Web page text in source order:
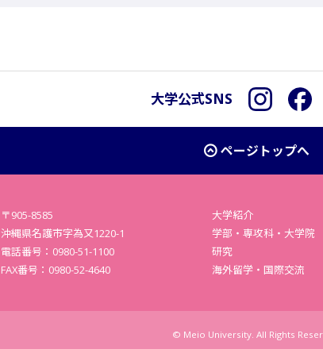
大学公式SNS
ページトップへ
〒905-8585
沖縄県名護市字為又1220-1
電話番号：0980-51-1100
FAX番号：0980-52-4640
大学紹介
学部・専攻科・大学院
研究
海外留学・国際交流
© Meio University. All Rights